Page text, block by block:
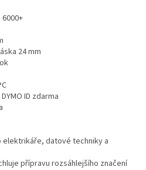
24 mm
ID zdarma
elektrikáře, datové techniky a
přípravu rozsáhlejšího značení